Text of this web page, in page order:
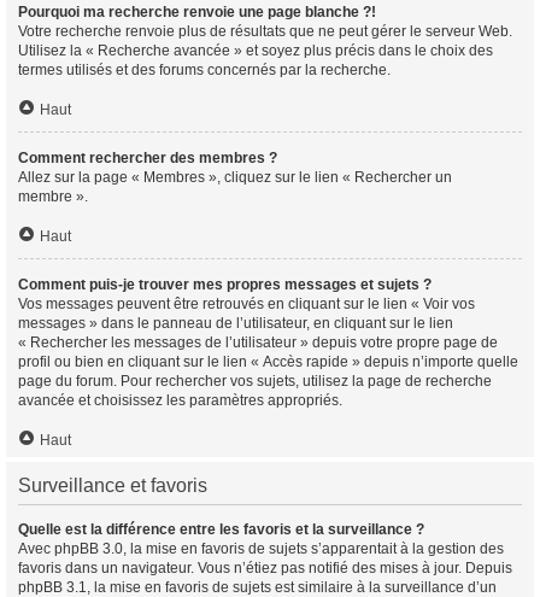
Pourquoi ma recherche renvoie une page blanche ?!
Votre recherche renvoie plus de résultats que ne peut gérer le serveur Web.
Utilisez la « Recherche avancée » et soyez plus précis dans le choix des
termes utilisés et des forums concernés par la recherche.
Haut
Comment rechercher des membres ?
Allez sur la page « Membres », cliquez sur le lien « Rechercher un
membre ».
Haut
Comment puis-je trouver mes propres messages et sujets ?
Vos messages peuvent être retrouvés en cliquant sur le lien « Voir vos
messages » dans le panneau de l’utilisateur, en cliquant sur le lien
« Rechercher les messages de l’utilisateur » depuis votre propre page de
profil ou bien en cliquant sur le lien « Accès rapide » depuis n’importe quelle
page du forum. Pour rechercher vos sujets, utilisez la page de recherche
avancée et choisissez les paramètres appropriés.
Haut
Surveillance et favoris
Quelle est la différence entre les favoris et la surveillance ?
Avec phpBB 3.0, la mise en favoris de sujets s’apparentait à la gestion des
favoris dans un navigateur. Vous n’étiez pas notifié des mises à jour. Depuis
phpBB 3.1, la mise en favoris de sujets est similaire à la surveillance d’un